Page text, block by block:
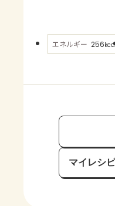
AJINOMOTO
エネルギー 256
マイレシ
保存済み